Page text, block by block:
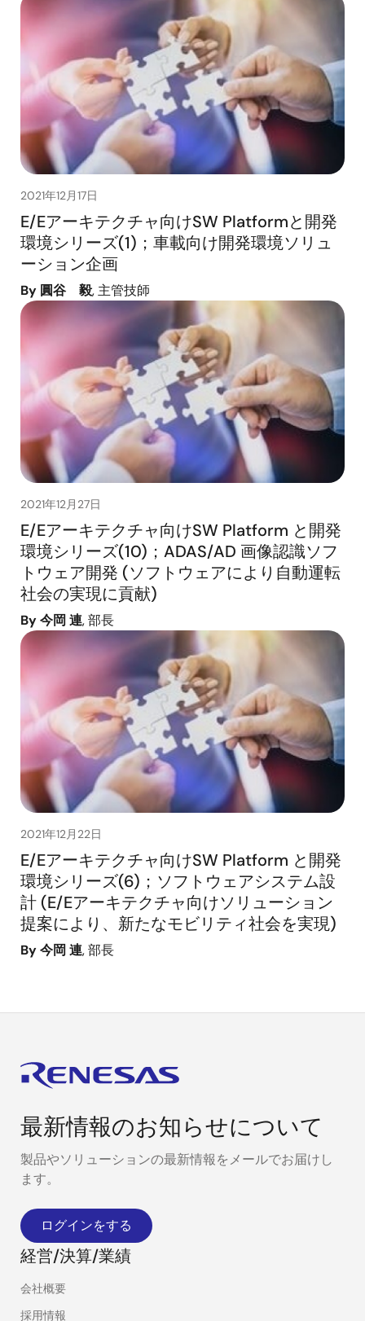
2021年12月17日
E/Eアーキテクチャ向けSW Platformと開発
環境シリーズ(1)；車載向け開発環境ソリュ
ーション企画
By 圓谷 毅, 主管技師
2021年12月27日
E/Eアーキテクチャ向けSW Platform と開発
環境シリーズ(10)；ADAS/AD 画像認識ソフ
トウェア開発 (ソフトウェアにより自動運転
社会の実現に貢献)
By 今岡 連, 部長
2021年12月22日
E/Eアーキテクチャ向けSW Platform と開発
環境シリーズ(6)；ソフトウェアシステム設
計 (E/Eアーキテクチャ向けソリューション
提案により、新たなモビリティ社会を実現)
By 今岡 連, 部長
最新情報のお知らせについて
製品やソリューションの最新情報をメールでお届けし
ます。
ログインをする
経営/決算/業績
会社概要
採用情報